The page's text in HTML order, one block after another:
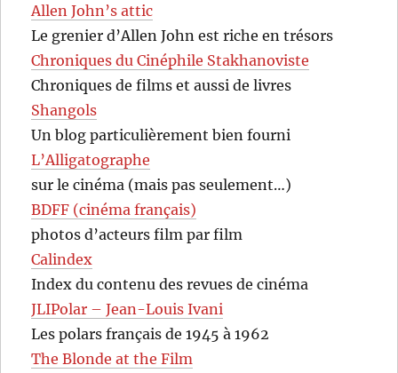
Allen John’s attic
Le grenier d’Allen John est riche en trésors
Chroniques du Cinéphile Stakhanoviste
Chroniques de films et aussi de livres
Shangols
Un blog particulièrement bien fourni
L’Alligatographe
sur le cinéma (mais pas seulement…)
BDFF (cinéma français)
photos d’acteurs film par film
Calindex
Index du contenu des revues de cinéma
JLIPolar – Jean-Louis Ivani
Les polars français de 1945 à 1962
The Blonde at the Film